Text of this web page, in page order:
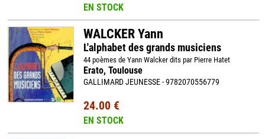
EN STOCK
WALCKER Yann
L'alphabet des grands musiciens
44 poèmes de Yann Walcker dits par Pierre Hatet
Erato, Toulouse
GALLIMARD JEUNESSE - 9782070556779
24.00 €
EN STOCK